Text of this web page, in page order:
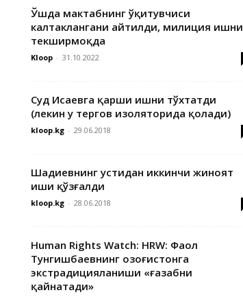
Ўшда мактабнинг ўқитувчиси
калтаклангани айтилди, милиция ишни
текширмоқда
Kloop - 31.10.2022
Суд Исаевга қарши ишни тўхтатди
(лекин у тергов изоляторида қолади)
kloop.kg - 29.06.2018
Шадиевнинг устидан иккинчи жиноят
иши қўзғалди
kloop.kg - 28.06.2018
Human Rights Watch: HRW: Фаол
Тунгишбаевнинг Қозоғистонга
экстрадицияланиши «ғазабни
қайнатади»